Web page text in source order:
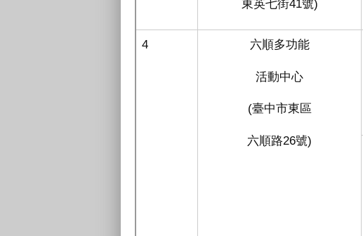
東英七街41號)
4 六順多功能
活動中心
(臺中市東區
六順路26號)